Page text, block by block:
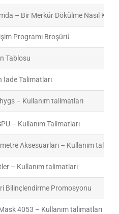
– Bir Merkür Dökülme Nasıl
Programı Broşürü
Tablosu
İade Talimatları
– Kullanım talimatları
– Kullanım Talimatları
Aksesuarları – Kullanım
– Kullanım talimatları
Bilinçlendirme Promosyonu
4053 – Kullanım talimatları